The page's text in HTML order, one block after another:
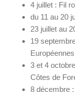
4 juillet : Fil
du 11 au 20
23 juillet au
19
3 et 4
Côtes de
8 décembre